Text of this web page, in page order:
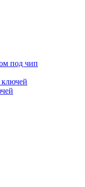
под чип